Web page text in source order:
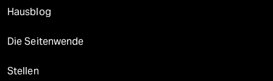
Hausblog
Die Seitenwende
Stellen